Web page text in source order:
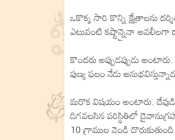
ఒకొక్క సారి కొన్ని క్షేత్రాలను
ఎటువంటి కష్టాన్నైనా అవలీలగా
కొందరు అప్పుడప్పుడు
పుణ్య ఫలం నేడు
మరొక విషయం అంటారు.
దిగవలసిన పరిస్థితిలో
10 గ్రాముల వెండి దొరుకుతుంది.